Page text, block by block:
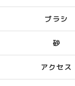
ブラシ
砂
アクセス